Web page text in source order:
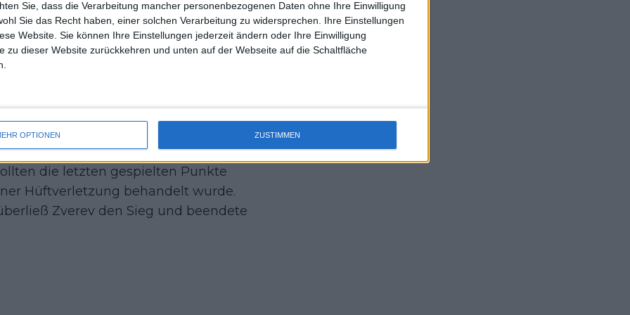
Sie, dass die Verarbeitung mancher personenbezogenen Daten ohne Ihre Einwilligung
Sie das Recht haben, einer solchen Verarbeitung zu widersprechen. Ihre Einstellungen
Website. Sie können Ihre Einstellungen jederzeit ändern oder Ihre Einwilligung
zu dieser Website zurückkehren und unten auf der Webseite auf die Schaltfläche
OPTIONEN ZUSTIMMEN
aber hoffentlich endet er
doch Zverev blieb beim Aufschlag
versuchte, den Satz
blieb zunächst dran und
der eng umkämpft war. Zverev
die letzten gespielten Punkte
Hüftverletzung behandelt wurde.
Zverev den Sieg und beendete
uss J-L-Struff wahrscheinlich morge 3 Spiele absolvieren (2.
mal Einzel 1x Doppel) dank der hervorragenden Unterstützung
des Kommentators für F-A-A